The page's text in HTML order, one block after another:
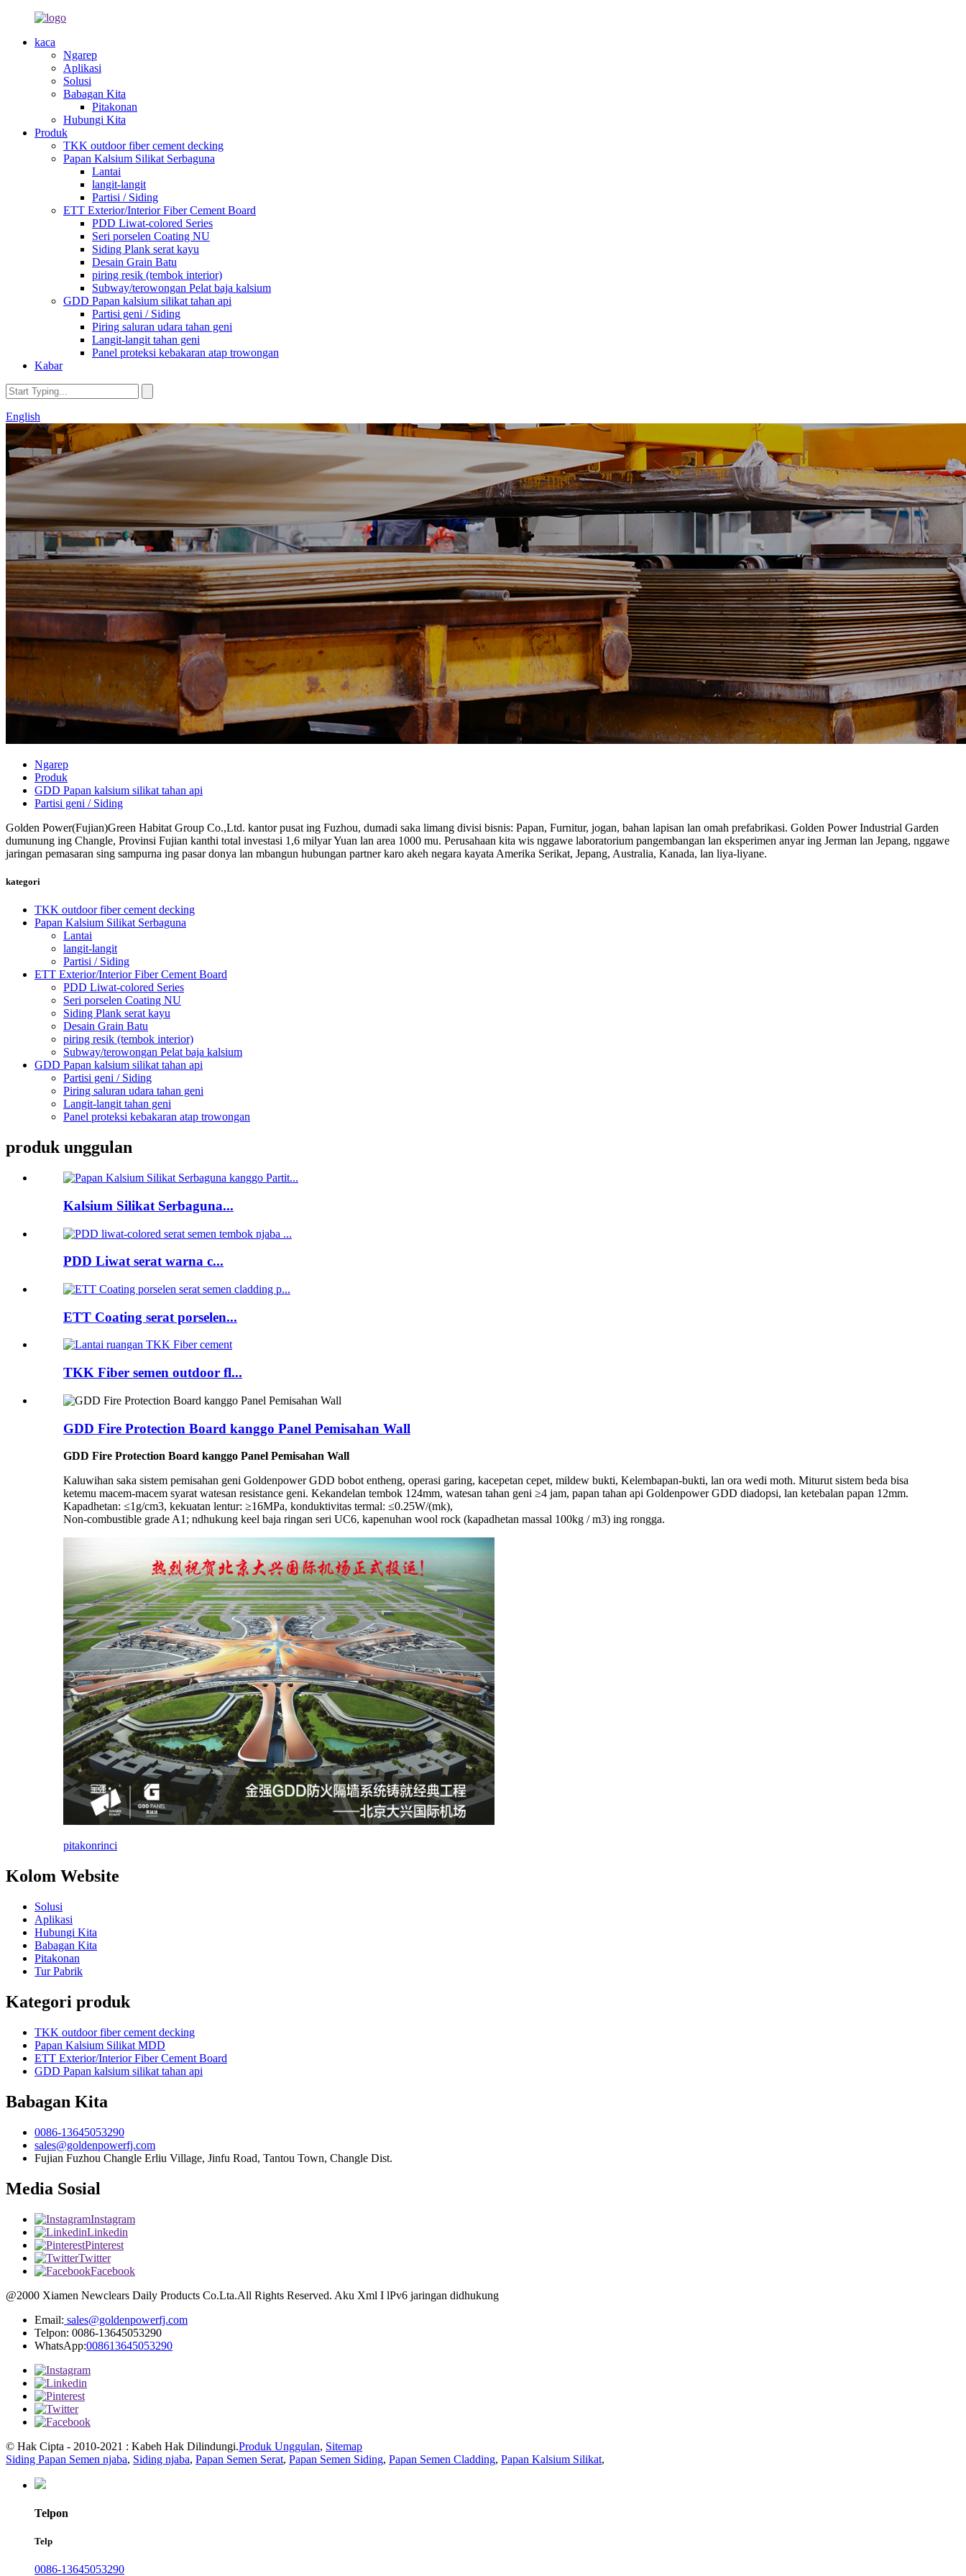
kaca
Ngarep
Aplikasi
Solusi
Babagan Kita
Pitakonan
Hubungi Kita
Produk
TKK outdoor fiber cement decking
Papan Kalsium Silikat Serbaguna
Lantai
langit-langit
Partisi / Siding
ETT Exterior/Interior Fiber Cement Board
PDD Liwat-colored Series
Seri porselen Coating NU
Siding Plank serat kayu
Desain Grain Batu
piring resik (tembok interior)
Subway/terowongan Pelat baja kalsium
GDD Papan kalsium silikat tahan api
Partisi geni / Siding
Piring saluran udara tahan geni
Langit-langit tahan geni
Panel proteksi kebakaran atap trowongan
Kabar
English
Ngarep
Produk
GDD Papan kalsium silikat tahan api
Partisi geni / Siding
Golden Power(Fujian)Green Habitat Group Co.,Ltd. kantor pusat ing Fuzhou, dumadi saka limang divisi bisnis: Papan, Furnitur, jogan, bahan lapisan lan omah prefabrikasi. Golden Power Industrial Garden
dumunung ing Changle, Provinsi Fujian kanthi total investasi 1,6 milyar Yuan lan area 1000 mu. Perusahaan kita wis nggawe laboratorium pangembangan lan eksperimen anyar ing Jerman lan Jepang, nggawe
jaringan pemasaran sing sampurna ing pasar donya lan mbangun hubungan partner karo akeh negara kayata Amerika Serikat, Jepang, Australia, Kanada, lan liya-liyane.
kategori
TKK outdoor fiber cement decking
Papan Kalsium Silikat Serbaguna
Lantai
langit-langit
Partisi / Siding
ETT Exterior/Interior Fiber Cement Board
PDD Liwat-colored Series
Seri porselen Coating NU
Siding Plank serat kayu
Desain Grain Batu
piring resik (tembok interior)
Subway/terowongan Pelat baja kalsium
GDD Papan kalsium silikat tahan api
Partisi geni / Siding
Piring saluran udara tahan geni
Langit-langit tahan geni
Panel proteksi kebakaran atap trowongan
produk unggulan
Kalsium Silikat Serbaguna...
PDD Liwat serat warna c...
ETT Coating serat porselen...
TKK Fiber semen outdoor fl...
GDD Fire Protection Board kanggo Panel Pemisahan Wall
GDD Fire Protection Board kanggo Panel Pemisahan Wall
Kaluwihan saka sistem pemisahan geni Goldenpower GDD bobot entheng, operasi garing, kacepetan cepet, mildew bukti, Kelembapan-bukti, lan ora wedi moth. Miturut sistem beda bisa
ketemu macem-macem syarat watesan resistance geni. Kekandelan tembok 124mm, watesan tahan geni ≥4 jam, papan tahan api Goldenpower GDD diadopsi, lan ketebalan papan 12mm.
Kapadhetan: ≤1g/cm3, kekuatan lentur: ≥16MPa, konduktivitas termal: ≤0.25W/(mk),
Non-combustible grade A1; ndhukung keel baja ringan seri UC6, kapenuhan wool rock (kapadhetan massal 100kg / m3) ing rongga.
pitakonrinci
Kolom Website
Solusi
Aplikasi
Hubungi Kita
Babagan Kita
Pitakonan
Tur Pabrik
Kategori produk
TKK outdoor fiber cement decking
Papan Kalsium Silikat MDD
ETT Exterior/Interior Fiber Cement Board
GDD Papan kalsium silikat tahan api
Babagan Kita
0086-13645053290
sales@goldenpowerfj.com
Fujian Fuzhou Changle Erliu Village, Jinfu Road, Tantou Town, Changle Dist.
Media Sosial
Instagram
Linkedin
Pinterest
Twitter
Facebook
@2000 Xiamen Newclears Daily Products Co.Lta.All Rights Reserved. Aku Xml I lPv6 jaringan didhukung
Email: sales@goldenpowerfj.com
Telpon: 0086-13645053290
WhatsApp:008613645053290
© Hak Cipta - 2010-2021 : Kabeh Hak Dilindungi.Produk Unggulan, Sitemap
Siding Papan Semen njaba, Siding njaba, Papan Semen Serat, Papan Semen Siding, Papan Semen Cladding, Papan Kalsium Silikat,
Telpon
Telp
0086-13645053290